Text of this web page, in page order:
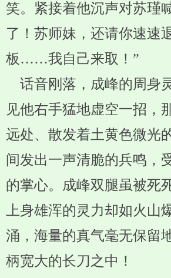
笑。紧接着他沉声对苏瑾
了！苏师妹，还请你速速
板……我自己来取！”
话音刚落，成峰的周身
见他右手猛地虚空一招，
远处、散发着土黄色微光
间发出一声清脆的兵鸣，
的掌心。成峰双腿虽被死
上身雄浑的灵力却如火山
涌，海量的真气毫无保留
柄宽大的长刀之中！